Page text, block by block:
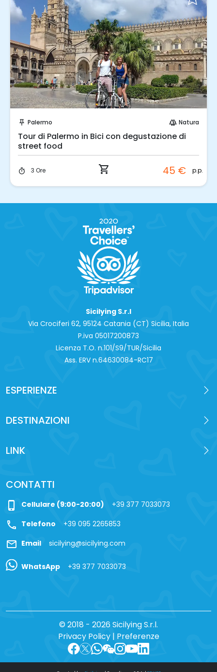
push_pin Palermo forest Natura
Tour di Palermo in Bici con degustazione di
street food
timer 3 Ore shopping_cart 45 € p.p.
Sicilying S.r.l
Via Crociferi 62, 95124 Catania (CT) Sicilia, Italia
P.iva 0‍5017200873
Licenza T.O. n.101/S9/TUR/Sicilia
Ass. ERV n.64630084-RC17
ESPERIENZE
DESTINAZIONI
LINK
CONTATTI
phone_iphone Cellulare (9:00-20:00) +39 377 7033073
call Telefono +39 095 2265853
mail Email sicilying@sicilying.com
WhatsApp +39 377 7033073
© 2018 - 2026 Sicilying S.r.l.
Privacy Policy| Preferenze